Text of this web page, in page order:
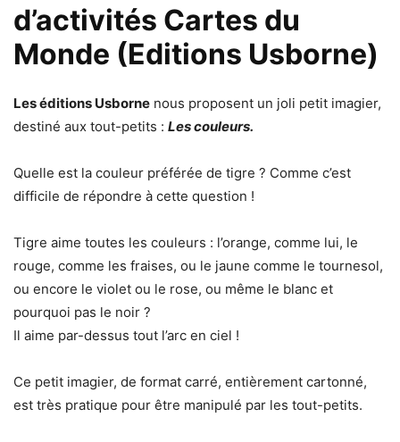
d’activités Cartes du
Monde (Editions Usborne)
Les éditions Usborne nous proposent un joli petit imagier,
destiné aux tout-petits : Les couleurs.
Quelle est la couleur préférée de tigre ? Comme c’est
difficile de répondre à cette question !
Tigre aime toutes les couleurs : l’orange, comme lui, le
rouge, comme les fraises, ou le jaune comme le tournesol,
ou encore le violet ou le rose, ou même le blanc et
pourquoi pas le noir ?
Il aime par-dessus tout l’arc en ciel !
Ce petit imagier, de format carré, entièrement cartonné,
est très pratique pour être manipulé par les tout-petits.